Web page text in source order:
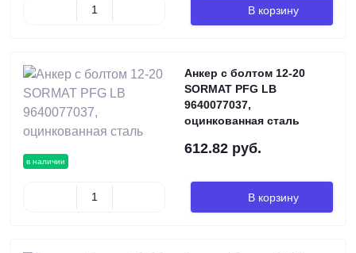
В корзину
в наличии
Анкер с болтом 12-20
SORMAT PFG LB
9640077037,
оцинкованная сталь
612.82 руб.
В корзину